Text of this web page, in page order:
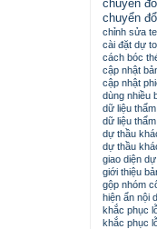
chuyển
chuyển
chỉnh sửa
cài đặt dự
cách bóc
cập nhật
cập nhật
dùng nhiều
dữ liệu
dữ liệu
dự thầu
dự thầu
giao diện
giới thiệu
gộp nhóm
hiện ẩn nội
khắc phục
khắc phục